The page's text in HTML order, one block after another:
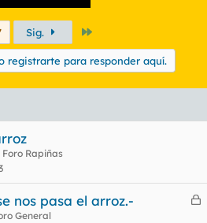
Sig.
registrarte para responder aquí.
Foro Rapiñas
C
nos pasa el arroz.-
General